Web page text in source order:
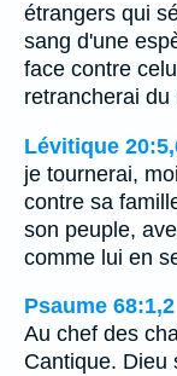
étrangers qui
sang d'une
face contre
retrancherai
Lévitique
je tournerai,
contre sa
son peuple,
comme lui en
Psaume 68:1,2
Au chef des
Cantique. Dieu